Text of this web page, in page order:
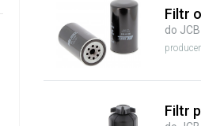
Filtr
do
Filtr